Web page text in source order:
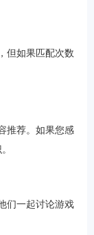
但如果匹配次数
推荐。如果您感
们一起讨论游戏